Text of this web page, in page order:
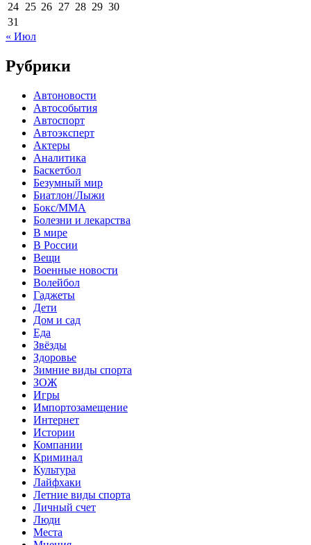
24 25 26 27 28 29 30
31
« Июл
Рубрики
Автоновости
Автособытия
Автоспорт
Автоэксперт
Актеры
Аналитика
Баскетбол
Безумный мир
Биатлон/Лыжи
Бокс/MMA
Болезни и лекарства
В мире
В России
Вещи
Военные новости
Волейбол
Гаджеты
Дети
Дом и сад
Еда
Звёзды
Здоровье
Зимние виды спорта
ЗОЖ
Игры
Импортозамещение
Интернет
Истории
Компании
Криминал
Культура
Лайфхаки
Летние виды спорта
Личный счет
Люди
Места